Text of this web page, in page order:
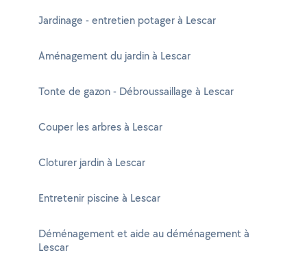
Jardinage - entretien potager à Lescar
Aménagement du jardin à Lescar
Tonte de gazon - Débroussaillage à Lescar
Couper les arbres à Lescar
Cloturer jardin à Lescar
Entretenir piscine à Lescar
Déménagement et aide au déménagement à
Lescar